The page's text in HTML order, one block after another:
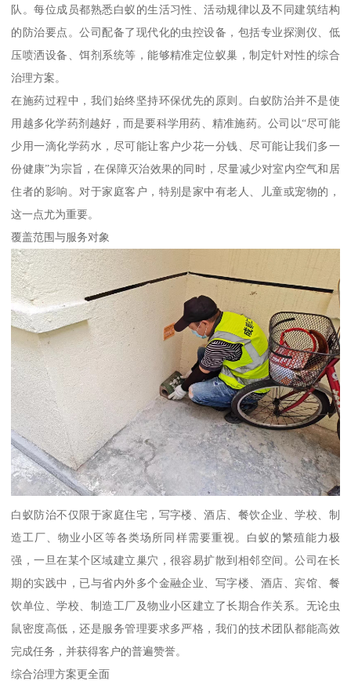
队。每位成员都熟悉白蚁的生活习性、活动规律以及不同建筑结构
的防治要点。公司配备了现代化的虫控设备，包括专业探测仪、低
压喷洒设备、饵剂系统等，能够精准定位蚁巢，制定针对性的综合
治理方案。
在施药过程中，我们始终坚持环保优先的原则。白蚁防治并不是使
用越多化学药剂越好，而是要科学用药、精准施药。公司以“尽可能
少用一滴化学药水，尽可能让客户少花一分钱、尽可能让我们多一
份健康”为宗旨，在保障灭治效果的同时，尽量减少对室内空气和居
住者的影响。对于家庭客户，特别是家中有老人、儿童或宠物的，
这一点尤为重要。
覆盖范围与服务对象
白蚁防治不仅限于家庭住宅，写字楼、酒店、餐饮企业、学校、制
造工厂、物业小区等各类场所同样需要重视。白蚁的繁殖能力极
强，一旦在某个区域建立巢穴，很容易扩散到相邻空间。公司在长
期的实践中，已与省内外多个金融企业、写字楼、酒店、宾馆、餐
饮单位、学校、制造工厂及物业小区建立了长期合作关系。无论虫
鼠密度高低，还是服务管理要求多严格，我们的技术团队都能高效
完成任务，并获得客户的普遍赞誉。
综合治理方案更全面